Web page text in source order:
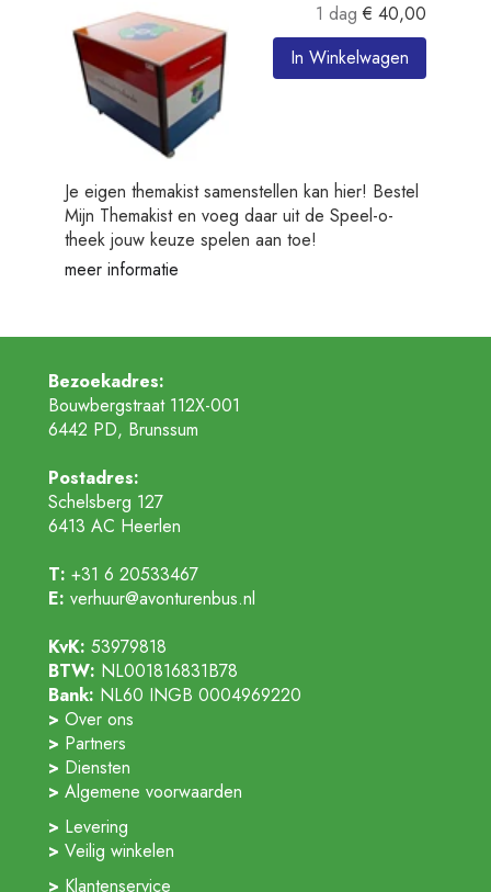
1 dag € 40,00
In Winkelwagen
Je eigen themakist samenstellen kan hier! Bestel
Mijn Themakist en voeg daar uit de Speel-o-
theek jouw keuze spelen aan toe!
meer informatie
Bezoekadres:
Bouwbergstraat 112X-001
6442 PD, Brunssum
Postadres:
Schelsberg 127
6413 AC Heerlen
T: +31 6 20533467
E: verhuur@avonturenbus.nl
KvK: 53979818
BTW: NL001816831B78
Bank: NL60 INGB 0004969220
Over ons
Partners
Diensten
Algemene voorwaarden
Levering
Veilig winkelen
Klantenservice